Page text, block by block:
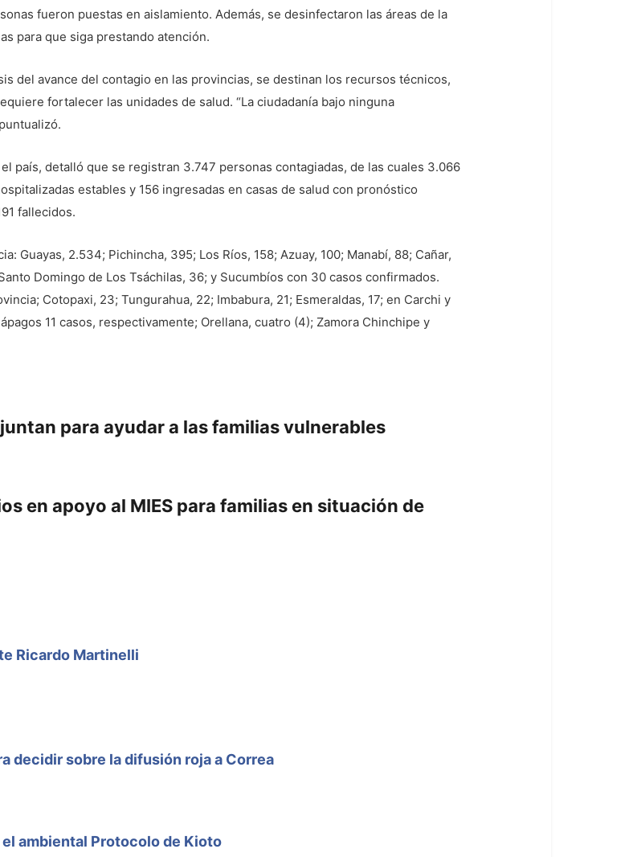
fueron puestas en aislamiento. Además, se desinfectaron las áreas de la
para que siga prestando atención.
del avance del contagio en las provincias, se destinan los recursos técnicos,
fortalecer las unidades de salud. “La ciudadanía bajo ninguna
país, detalló que se registran 3.747 personas contagiadas, de las cuales 3.066
estables y 156 ingresadas en casas de salud con pronóstico
fallecidos.
Guayas, 2.534; Pichincha, 395; Los Ríos, 158; Azuay, 100; Manabí, 88; Cañar,
Domingo de Los Tsáchilas, 36; y Sucumbíos con 30 casos confirmados.
Cotopaxi, 23; Tungurahua, 22; Imbabura, 21; Esmeraldas, 17; en Carchi y
11 casos, respectivamente; Orellana, cuatro (4); Zamora Chinchipe y
para ayudar a las familias vulnerables
en apoyo al MIES para familias en situación de
Ricardo Martinelli
decidir sobre la difusión roja a Correa
ambiental Protocolo de Kioto